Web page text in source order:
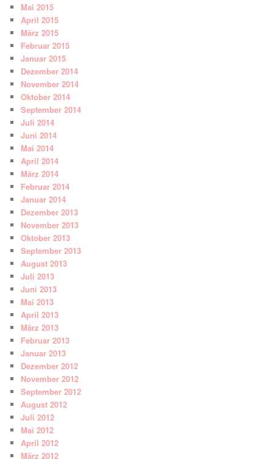
Mai 2015
April 2015
März 2015
Februar 2015
Januar 2015
Dezember 2014
November 2014
Oktober 2014
September 2014
Juli 2014
Juni 2014
Mai 2014
April 2014
März 2014
Februar 2014
Januar 2014
Dezember 2013
November 2013
Oktober 2013
September 2013
August 2013
Juli 2013
Juni 2013
Mai 2013
April 2013
März 2013
Februar 2013
Januar 2013
Dezember 2012
November 2012
September 2012
August 2012
Juli 2012
Mai 2012
April 2012
März 2012